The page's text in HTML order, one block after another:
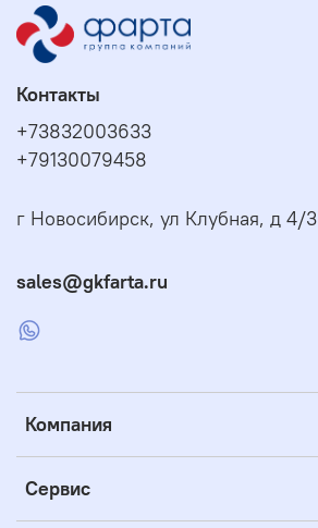
Компания
Сервис
Контакты
+73832003633
+79130079458
г Новосибирск, ул Клубная, д 4/3
sales@gkfarta.ru